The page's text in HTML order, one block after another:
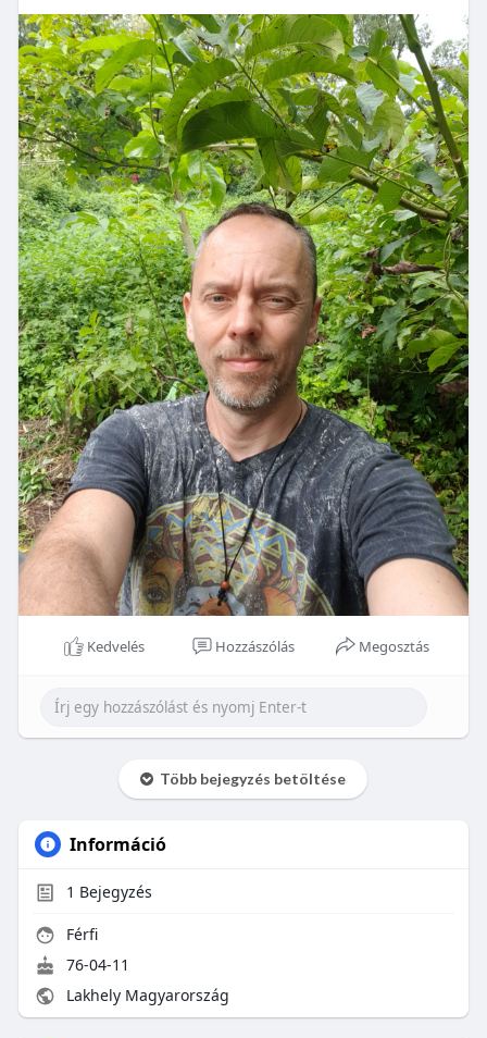
Kedvelés Hozzászólás Megosztás
Több bejegyzés betöltése
Információ
1 Bejegyzés
Férfi
76-04-11
Lakhely Magyarország